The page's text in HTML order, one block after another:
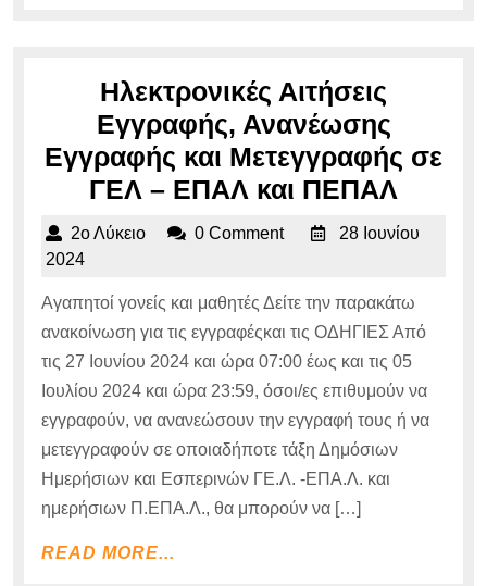
Ηλεκτρονικές Αιτήσεις
Εγγραφής, Ανανέωσης
Εγγραφής και Μετεγγραφής σε
ΓΕΛ – ΕΠΑΛ και ΠΕΠΑΛ
και
σε
ΓΕΛ
2ο Λύκειο2ο
0 Comment
28 Ιουνίου
202428
2024
Αγαπητοί γονείς και μαθητές Δείτε την παρακάτω
ανακοίνωση για τις εγγραφέςκαι τις ΟΔΗΓΙΕΣ Από
τις 27 Ιουνίου 2024 και ώρα 07:00 έως και τις 05
Ιουλίου 2024 και ώρα 23:59, όσοι/ες επιθυμούν να
εγγραφούν, να ανανεώσουν την εγγραφή τους ή να
μετεγγραφούν σε οποιαδήποτε τάξη Δημόσιων
Ημερήσιων και Εσπερινών ΓΕ.Λ. -ΕΠΑ.Λ. και
ημερήσιων Π.ΕΠΑ.Λ., θα μπορούν να […]
READ MORE...